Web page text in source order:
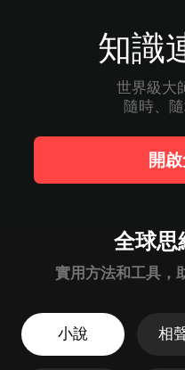
知識
世界級大
隨時、
實用方法和工具，